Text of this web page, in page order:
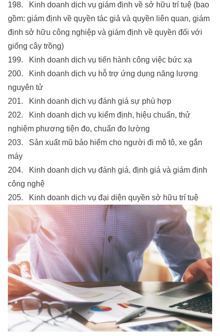
198. Kinh doanh dịch vụ giám định về sở hữu trí tuệ (bao
gồm: giám định về quyền tác giả và quyền liên quan, giám
định sở hữu công nghiệp và giám định về quyền đối với
giống cây trồng)
199. Kinh doanh dịch vụ tiến hành công việc bức xạ
200. Kinh doanh dịch vụ hỗ trợ ứng dụng năng lượng
nguyên tử
201. Kinh doanh dịch vụ đánh giá sự phù hợp
202. Kinh doanh dịch vụ kiểm định, hiệu chuẩn, thử
nghiệm phương tiện đo, chuẩn đo lường
203. Sản xuất mũ bảo hiểm cho người đi mô tô, xe gắn
máy
204. Kinh doanh dịch vụ đánh giá, định giá và giám định
công nghệ
205. Kinh doanh dịch vụ đại diện quyền sở hữu trí tuệ